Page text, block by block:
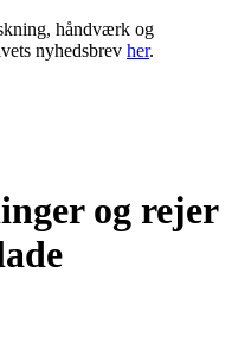
håndværk og
nyhedsbrev her.
og rejer